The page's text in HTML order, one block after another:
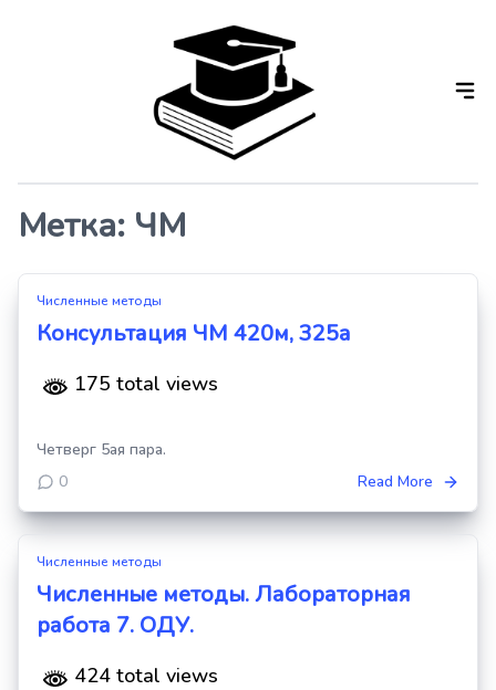
Метка: ЧМ
Численные методы
Консультация ЧМ 420м, 325а
175 total views
Четверг 5ая пара.
0
Read More
Численные методы
Численные методы. Лабораторная
работа 7. ОДУ.
424 total views